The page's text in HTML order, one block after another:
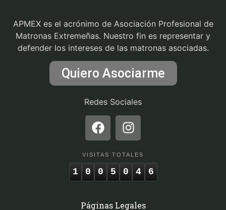
APMEX es el acrónimo de Asociación Profesional de
Matronas Extremeñas. Nuestro fin es representar y
defender los intereses de las matronas asociadas.
Quiero Asociarme
Redes Sociales
VISITAS TOTALES
1 0 0 5 0 4 6
Páginas Legales